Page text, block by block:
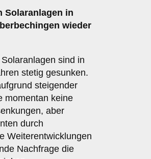
Solaranlagen in
wieder
sind in
stetig gesunken.
steigender
momentan keine
aber
durch
Weiterentwicklungen
Nachfrage die